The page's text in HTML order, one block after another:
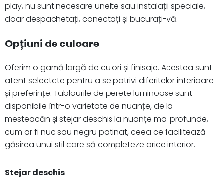
play, nu sunt necesare unelte sau instalații speciale,
doar despachetați, conectați și bucurați-vă.
Opțiuni de culoare
Oferim o gamă largă de culori și finisaje. Acestea sunt
atent selectate pentru a se potrivi diferitelor interioare
și preferințe. Tablourile de perete luminoase sunt
disponibile într-o varietate de nuanțe, de la
mesteacăn și stejar deschis la nuanțe mai profunde,
cum ar fi nuc sau negru patinat, ceea ce facilitează
găsirea unui stil care să completeze orice interior.
Stejar deschis